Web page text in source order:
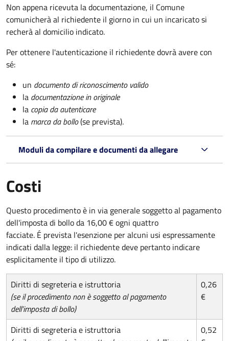
Non appena ricevuta la documentazione, il Comune
comunicherà al richiedente il giorno in cui un incaricato si
recherà al domicilio indicato.
Per ottenere l'autenticazione il richiedente dovrà avere con
sé:
un documento di riconoscimento valido
la documentazione in originale
la copia da autenticare
la marca da bollo(se prevista).
Moduli da compilare e documenti da allegare
Costi
Questo procedimento è in via generale soggetto al pagamento
dell'imposta di bollo da 16,00 € ogni quattro
facciate. É prevista l'esenzione per alcuni usi espressamente
indicati dalla legge: il richiedente deve pertanto indicare
esplicitamente il tipo di utilizzo.
Diritti di segreteria e istruttoria
(se il procedimento non è soggetto al pagamento
dell'imposta di bollo)
0,26
€
Diritti di segreteria e istruttoria
0,52